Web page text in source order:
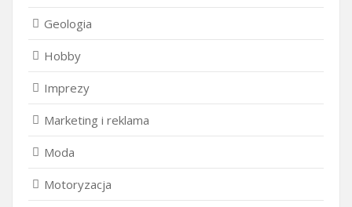
Geologia
Hobby
Imprezy
Marketing i reklama
Moda
Motoryzacja